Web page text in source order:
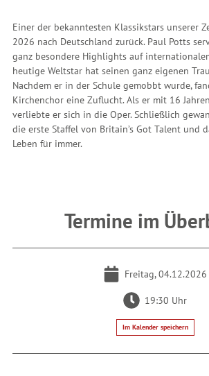
Einer der bekanntesten Klassikstars unserer
2026 nach Deutschland zurück. Paul Potts
ganz besondere Highlights auf
heutige Weltstar hat seinen ganz eigenen
Nachdem er in der Schule gemobbt wurde,
Kirchenchor eine Zuflucht. Als er mit 16
verliebte er sich in die Oper. Schließlich
die erste Staffel von Britain’s Got Talent und
Leben für immer.
Termine im
Freitag, 04.12.2026
19:30 Uhr
Im Kalender speichern